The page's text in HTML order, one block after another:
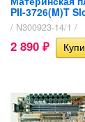
PII-3726(M)T
/ N300923-14/1 /
2 890 ₽